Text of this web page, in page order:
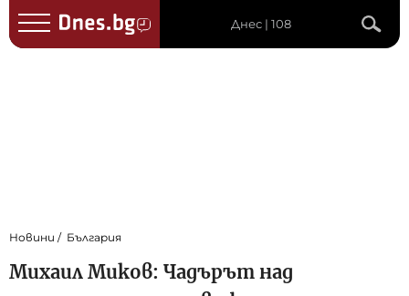
Днес | 108
Новини България
Михаил Миков: Чадърът над